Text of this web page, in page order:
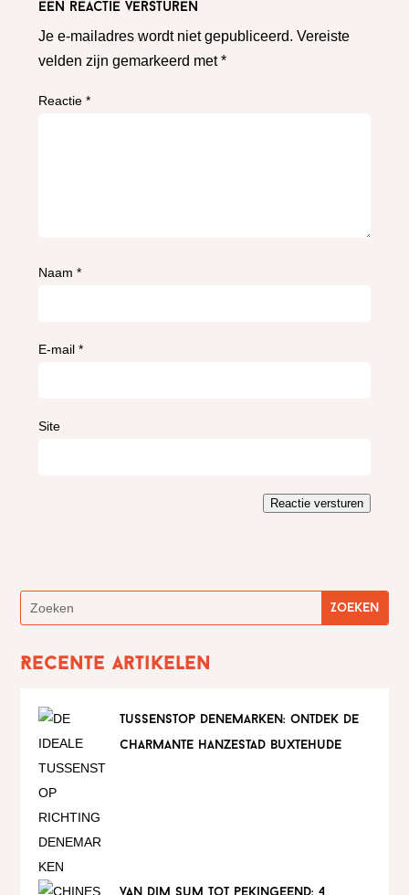
Een reactie versturen
Je e-mailadres wordt niet gepubliceerd. Vereiste
velden zijn gemarkeerd met*
Reactie*
Naam*
E-mail*
Site
Reactie versturen
Recente artikelen
tussenstop denemarken: ontdek de
charmante hanzestad buxtehude